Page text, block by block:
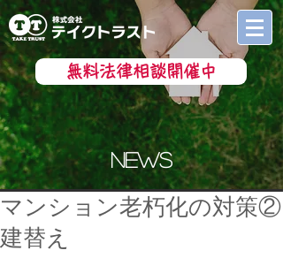
無料法律相談開催中
news
マンション老朽化の対策②
建替え